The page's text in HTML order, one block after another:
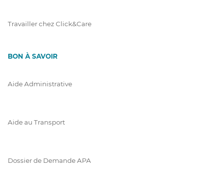
Travailler chez Click&Care
BON À SAVOIR
Aide Administrative
Aide au Transport
Dossier de Demande APA